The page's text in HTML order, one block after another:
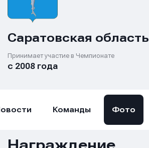
Саратовская область
Принимает участие в Чемпионате
с 2008 года
Команды Фото